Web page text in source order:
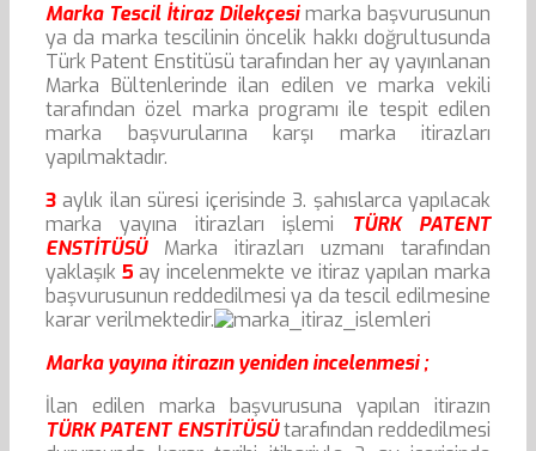
Marka Tescil İtiraz Dilekçesi marka başvurusunun
ya da marka tescilinin öncelik hakkı doğrultusunda
Türk Patent Enstitüsü tarafından her ay yayınlanan
Marka Bültenlerinde ilan edilen ve marka vekili
tarafından özel marka programı ile tespit edilen
marka başvurularına karşı marka itirazları
yapılmaktadır.
3 aylık ilan süresi içerisinde 3. şahıslarca yapılacak
marka yayına itirazları işlemi TÜRK PATENT
ENSTİTÜSÜMarka itirazları uzmanı tarafından
yaklaşık 5 ay incelenmekte ve itiraz yapılan marka
başvurusunun reddedilmesi ya da tescil edilmesine
karar verilmektedir.
Marka yayına itirazın yeniden incelenmesi ;
İlan edilen marka başvurusuna yapılan itirazın
TÜRK PATENT ENSTİTÜSÜtarafından reddedilmesi